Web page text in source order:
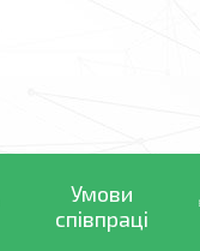
Умови
співпраці